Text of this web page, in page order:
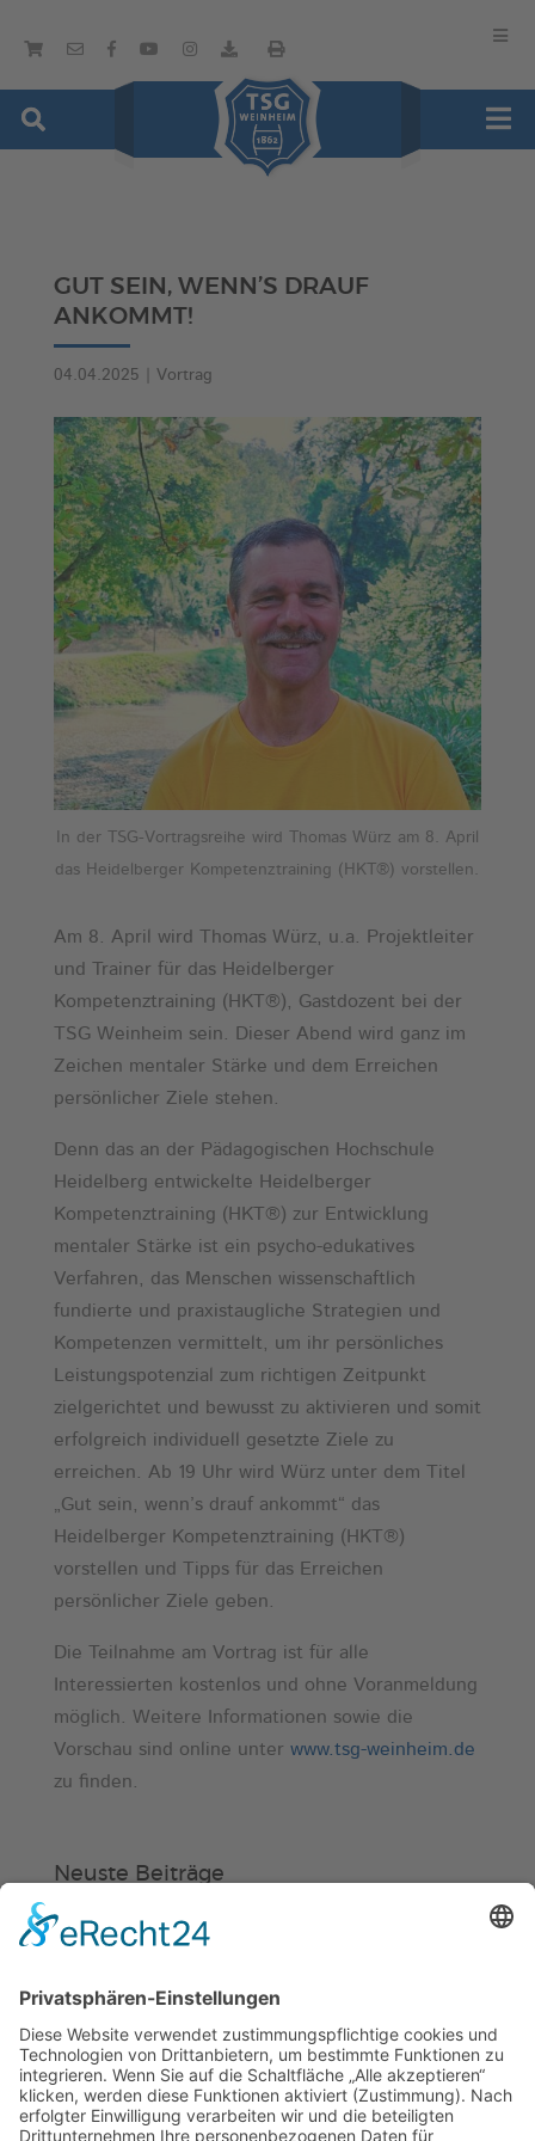
GUT SEIN, WENN’S DRAUF
ANKOMMT!
04.04.2025 Vortrag
In der TSG-Vortragsreihe wird Thomas Würz am 8. April
das Heidelberger Kompetenztraining (HKT®) vorstellen.
Am 8. April wird Thomas Würz, u.a. Projektleiter
und Trainer für das Heidelberger
Kompetenztraining (HKT®), Gastdozent bei der
TSG Weinheim sein. Dieser Abend wird ganz im
Zeichen mentaler Stärke und dem Erreichen
persönlicher Ziele stehen.
Denn das an der Pädagogischen Hochschule
Heidelberg entwickelte Heidelberger
Kompetenztraining (HKT®) zur Entwicklung
mentaler Stärke ist ein psycho-edukatives
Verfahren, das Menschen wissenschaftlich
fundierte und praxistaugliche Strategien und
Kompetenzen vermittelt, um ihr persönliches
Leistungspotenzial zum richtigen Zeitpunkt
zielgerichtet und bewusst zu aktivieren und somit
erfolgreich individuell gesetzte Ziele zu
erreichen. Ab 19 Uhr wird Würz unter dem Titel
„Gut sein, wenn’s drauf ankommt“ das
Heidelberger Kompetenztraining (HKT®)
vorstellen und Tipps für das Erreichen
persönlicher Ziele geben.
Die Teilnahme am Vortrag ist für alle
Interessierten kostenlos und ohne Voranmeldung
möglich. Weitere Informationen sowie die
Vorschau sind online unter www.tsg-weinheim.de
zu finden.
Neuste Beiträge
Verein
ab 13 Uhr geschlossen
„Am Ende bekommt jeder ein
Schwimmabzeichen“